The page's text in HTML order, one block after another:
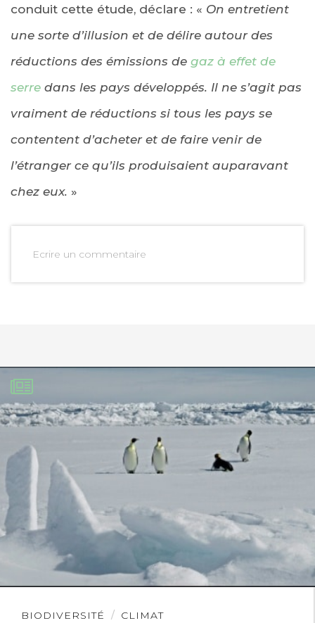
conduit cette étude, déclare : « On entretient
une sorte d’illusion et de délire autour des
réductions des émissions de gaz à effet de
serre dans les pays développés. Il ne s’agit pas
vraiment de réductions si tous les pays se
contentent d’acheter et de faire venir de
l’étranger ce qu’ils produisaient auparavant
chez eux. »
Ecrire un commentaire
BIODIVERSITÉ CLIMAT
Lire